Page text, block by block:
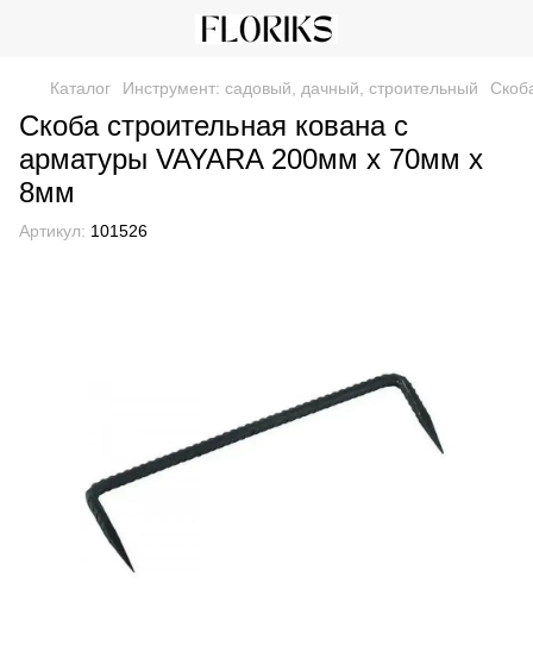
Каталог Инструмент: садовый, дачный, строительный
Скоба строительная кована с
арматуры VAYARA 200мм х 70мм х
8мм
Артикул: 101526